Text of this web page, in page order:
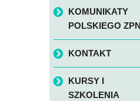
KOMUNIKATY
POLSKIEGO ZPN
KONTAKT
KURSY I
SZKOLENIA